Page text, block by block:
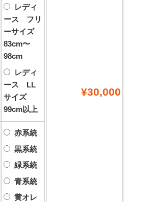
レディ
ース フリ
ーサイズ
83cm〜
98cm
レディ
ース LL
サイズ
99cm以上
赤系統
黒系統
緑系統
青系統
黄オレ
¥30,000